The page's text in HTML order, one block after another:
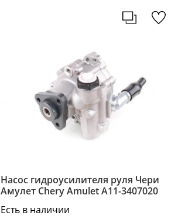
Насос гидроусилителя руля Чери
Амулет Chery Amulet A11-3407020
Есть в наличии